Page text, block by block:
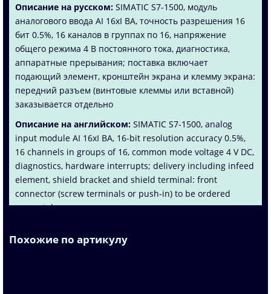
Описание на русском: SIMATIC S7-1500, модуль
аналогового ввода AI 16xI BA, точность разрешения 16
бит 0.5%, 16 каналов в группах по 16, напряжение
общего режима 4 В постоянного тока, диагностика,
аппаратные прерывания; поставка включает
подающий элемент, кронштейн экрана и клемму экрана:
передний разъем (винтовые клеммы или вставной)
заказывается отдельно
Описание на английском: SIMATIC S7-1500, analog
input module AI 16xI BA, 16-bit resolution accuracy 0.5%,
16 channels in groups of 16, common mode voltage 4 V DC,
diagnostics, hardware interrupts; delivery including infeed
element, shield bracket and shield terminal: front
connector (screw terminals or push-in) to be ordered
separately
Похожие по артикулу